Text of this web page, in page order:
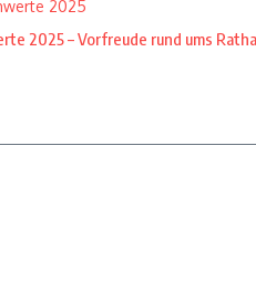
2025 – Vorfreude rund ums